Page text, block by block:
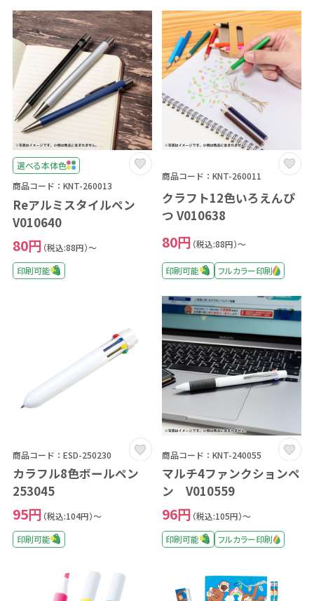
選べる本体色
商品コード：KNT-260013
Reアルミスタイルペン
V010640
80円 （税込:88円）～
印刷可能
商品コード：KNT-260011
クラフト12色いろえんぴ
つ V010638
80円 （税込:88円）～
印刷可能 フルカラー印刷
商品コード：ESD-250230
カラフル8色ボールペン
253045
95円 （税込:104円）～
印刷可能
商品コード：KNT-240055
マルチ4ファンクションペ
ン V010559
96円 （税込:105円）～
印刷可能
フルカラー印刷